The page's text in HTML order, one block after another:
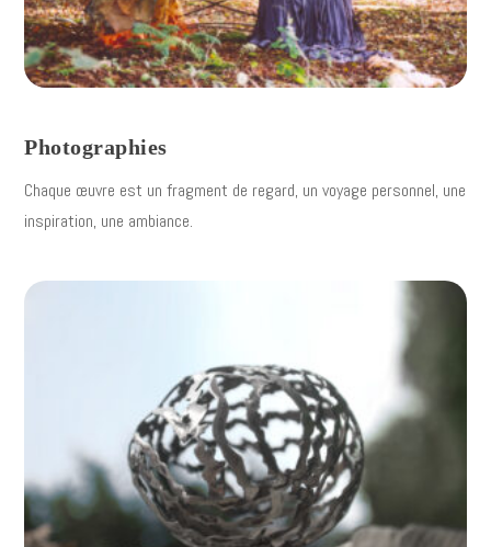
Photographies
Chaque œuvre est un fragment de regard, un voyage personnel, une
inspiration, une ambiance.